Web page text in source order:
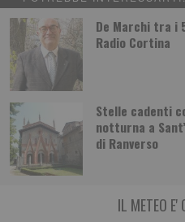
De Marchi tra i
Radio Cortina
Stelle cadenti
notturna a
di Ranverso
L’importanza del centro in
Merlo, Nallo e Giachino a confronto
organizzato dalla UDC torinese
IL METEO E'